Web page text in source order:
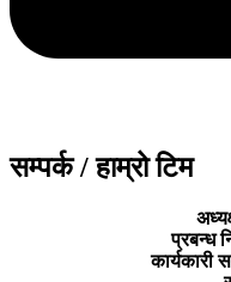
सम्पर्क / हाम्रो टिम
प्रबन्ध
कार्यकारी